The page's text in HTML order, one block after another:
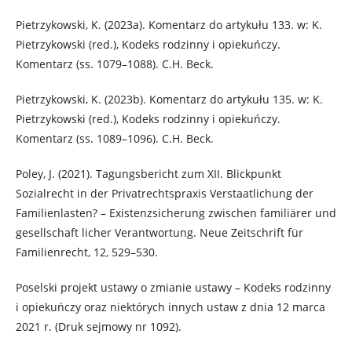
Pietrzykowski, K. (2023a). Komentarz do artykułu 133. w: K.
Pietrzykowski (red.), Kodeks rodzinny i opiekuńczy.
Komentarz (ss. 1079–1088). C.H. Beck.
Pietrzykowski, K. (2023b). Komentarz do artykułu 135. w: K.
Pietrzykowski (red.), Kodeks rodzinny i opiekuńczy.
Komentarz (ss. 1089–1096). C.H. Beck.
Poley, J. (2021). Tagungsbericht zum XII. Blickpunkt
Sozialrecht in der Privatrechtspraxis Verstaatlichung der
Familienlasten? – Existenzsicherung zwischen familiärer und
gesellschaft licher Verantwortung. Neue Zeitschrift für
Familienrecht, 12, 529–530.
Poselski projekt ustawy o zmianie ustawy – Kodeks rodzinny
i opiekuńczy oraz niektórych innych ustaw z dnia 12 marca
2021 r. (Druk sejmowy nr 1092).